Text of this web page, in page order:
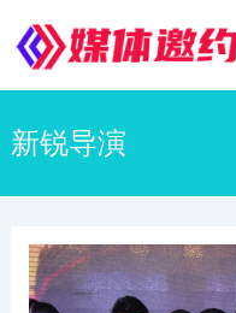
新锐导演